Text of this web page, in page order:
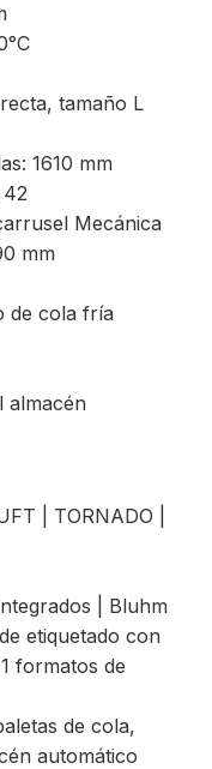
tamaño L
1610 mm
Mecánica
mm
de cola fría
almacén
| TORNADO |
| Bluhm
etiquetado con
formatos de
de cola,
automático